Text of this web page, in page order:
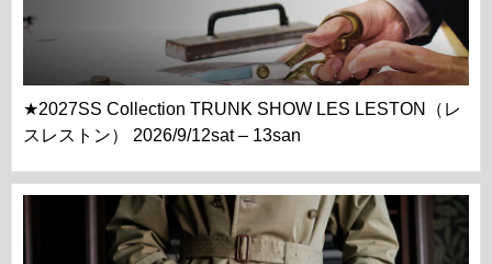
★2027SS Collection TRUNK SHOW LES LESTON（レ
スレストン） 2026/9/12sat – 13san